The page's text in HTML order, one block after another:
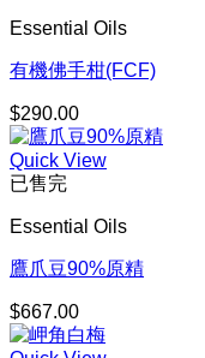
Essential Oils
有機佛手柑(FCF)
$290.00
Quick View
已售完
Essential Oils
鷹爪豆90%原精
$667.00